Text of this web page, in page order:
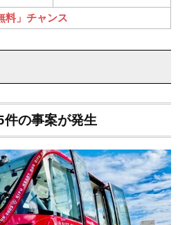
料」チャンス
の事案が発生